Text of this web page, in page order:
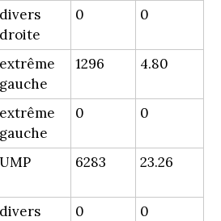
divers
droite
0 0
extrême
gauche
1296 4.80
extrême
gauche
0 0
UMP 6283 23.26
divers
0 0